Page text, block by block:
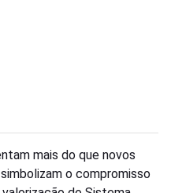
mais do que novos
o compromisso